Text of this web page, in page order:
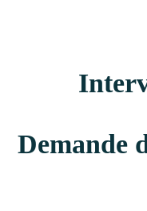
Demande